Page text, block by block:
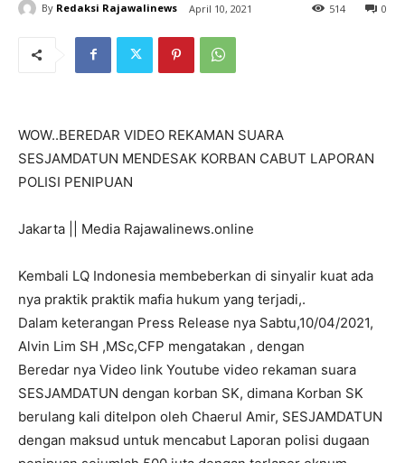
By Redaksi Rajawalinews April 10, 2021 0
514
WOW..BEREDAR VIDEO REKAMAN SUARA
SESJAMDATUN MENDESAK KORBAN CABUT LAPORAN
POLISI PENIPUAN
Jakarta || Media Rajawalinews.online
Kembali LQ Indonesia membeberkan di sinyalir kuat ada
nya praktik praktik mafia hukum yang terjadi,.
Dalam keterangan Press Release nya Sabtu,10/04/2021,
Alvin Lim SH ,MSc,CFP mengatakan , dengan
Beredar nya Video link Youtube video rekaman suara
SESJAMDATUN dengan korban SK, dimana Korban SK
berulang kali ditelpon oleh Chaerul Amir, SESJAMDATUN
dengan maksud untuk mencabut Laporan polisi dugaan